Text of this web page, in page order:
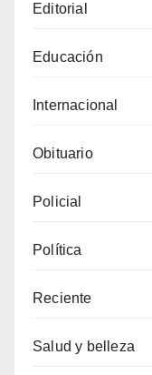
Editorial
Educación
Internacional
Obituario
Policial
Política
Reciente
Salud y belleza